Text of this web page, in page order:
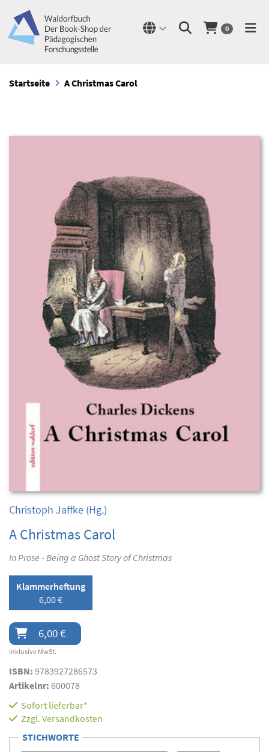
0
Startseite A Christmas Carol
Christoph Jaffke (Hg.)
A Christmas Carol
In Prose - Being a Ghost Story of Christmas
Klammerheftung
6,00 €
6,00 €
inklusive MwSt.
ISBN: 9783927286573
Artikelnr: 600078
Sofort lieferbar*
Zzgl. Versandkosten
STICHWORTE